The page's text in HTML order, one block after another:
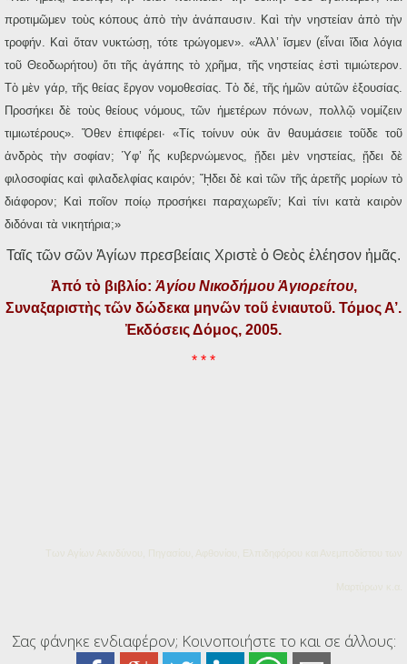
προτιμῶμεν τοὺς κόπους ἀπὸ τὴν ἀνάπαυσιν. Καὶ τὴν νηστείαν ἀπὸ τὴν
τροφήν. Καὶ ὅταν νυκτώσῃ, τότε τρώγομεν». «Ἀλλ’ ἴσμεν (εἶναι ἴδια λόγια
τοῦ Θεοδωρήτου) ὅτι τῆς ἀγάπης τὸ χρῆμα, τῆς νηστείας ἐστὶ τιμιώτερον.
Τὸ μὲν γάρ, τῆς θείας ἔργον νομοθεσίας. Τὸ δέ, τῆς ἡμῶν αὐτῶν ἐξουσίας.
Προσήκει δὲ τοὺς θείους νόμους, τῶν ἡμετέρων πόνων, πολλῷ νομίζειν
τιμιωτέρους». Ὅθεν ἐπιφέρει· «Τίς τοίνυν οὐκ ἂν θαυμάσειε τοῦδε τοῦ
ἀνδρὸς τὴν σοφίαν; Ὑφ’ ἧς κυβερνώμενος, ᾔδει μὲν νηστείας, ᾔδει δὲ
φιλοσοφίας καὶ φιλαδελφίας καιρόν; ᾜδει δὲ καὶ τῶν τῆς ἀρετῆς μορίων τὸ
διάφορον; Καὶ ποῖον ποίῳ προσήκει παραχωρεῖν; Καὶ τίνι κατὰ καιρὸν
διδόναι τὰ νικητήρια;»
Ταῖς τῶν σῶν Ἁγίων πρεσβείαις Χριστὲ ὁ Θεὸς ἐλέησον ἡμᾶς.
Ἀπό τὸ βιβλίο: Ἁγίου Νικοδήμου Ἁγιορείτου,
Συναξαριστὴς τῶν δώδεκα μηνῶν τοῦ ἐνιαυτοῦ. Τόμος Α’.
Ἐκδόσεις Δόμος, 2005.
* * *
Των Αγίων Ακινδύνου, Πηγασίου, Αφθονίου, Ελπιδηφόρου και Ανεμποδίστου των
Μαρτύρων κ.α.
Σας φάνηκε ενδιαφέρον; Κοινοποιήστε το και σε άλλους: